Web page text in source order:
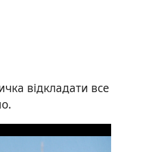
відкладати все